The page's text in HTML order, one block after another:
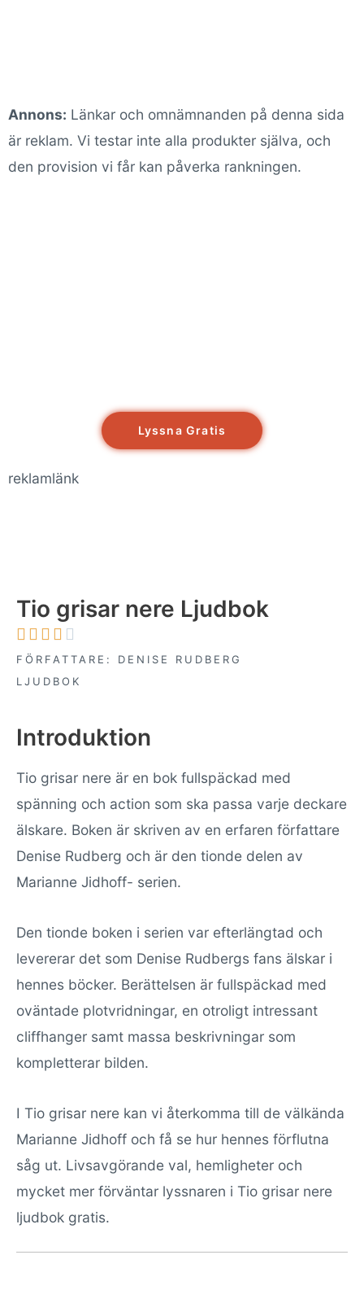
Annons: Länkar och omnämnanden på denna sida
är reklam. Vi testar inte alla produkter själva, och
den provision vi får kan påverka rankningen.
Lyssna Gratis
reklamlänk
Tio grisar nere Ljudbok
    
FÖRFATTARE: DENISE RUDBERG
LJUDBOK
Introduktion
Tio grisar nere är en bok fullspäckad med
spänning och action som ska passa varje deckare
älskare. Boken är skriven av en erfaren författare
Denise Rudberg och är den tionde delen av
Marianne Jidhoff- serien.
Den tionde boken i serien var efterlängtad och
levererar det som Denise Rudbergs fans älskar i
hennes böcker. Berättelsen är fullspäckad med
oväntade plotvridningar, en otroligt intressant
cliffhanger samt massa beskrivningar som
kompletterar bilden.
I Tio grisar nere kan vi återkomma till de välkända
Marianne Jidhoff och få se hur hennes förflutna
såg ut. Livsavgörande val, hemligheter och
mycket mer förväntar lyssnaren i Tio grisar nere
ljudbok gratis.